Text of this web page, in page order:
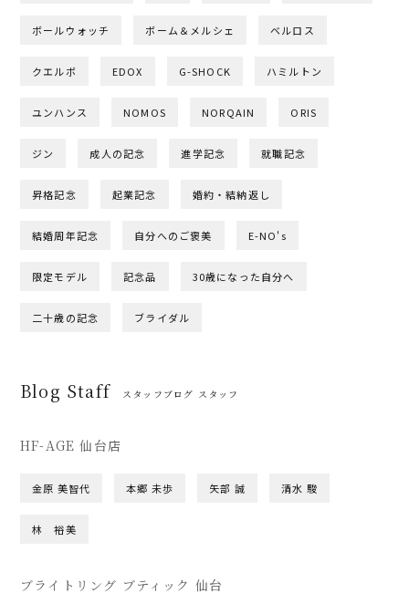
ボールウォッチ ボーム＆メルシェ ベルロス
クエルボ EDOX G-SHOCK ハミルトン
ユンハンス NOMOS NORQAIN ORIS
ジン 成人の記念 進学記念 就職記念
昇格記念 起業記念 婚約・結納返し
結婚周年記念 自分へのご褒美 E-NO's
限定モデル 記念品 30歳になった自分へ
二十歳の記念 ブライダル
Blog Staff スタッフブログ スタッフ
HF-AGE 仙台店
金原 美智代 本郷 未歩 矢部 誠 清水 駿
林 裕美
ブライトリング ブティック 仙台